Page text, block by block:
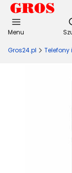
Menu
Gros24.pl